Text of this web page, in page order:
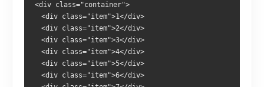
<div class="container">
  <div class="item">1</div>
  <div class="item">2</div>
  <div class="item">3</div>
  <div class="item">4</div>
  <div class="item">5</div>
  <div class="item">6</div>